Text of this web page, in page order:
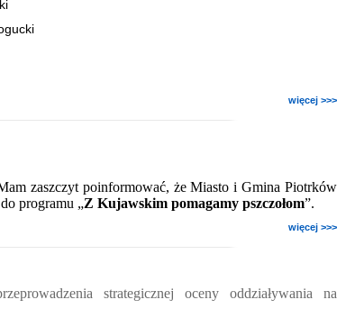
więcej >>>
zaszczyt poinformować, że Miasto i Gmina Piotrków
programu „Z Kujawskim pomagamy pszczołom”.
więcej >>>
strategicznej oceny oddziaływania na